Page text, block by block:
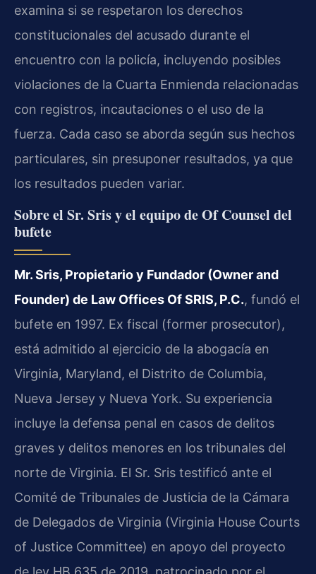
examina si se respetaron los derechos
constitucionales del acusado durante el
encuentro con la policía, incluyendo posibles
violaciones de la Cuarta Enmienda relacionadas
con registros, incautaciones o el uso de la
fuerza. Cada caso se aborda según sus hechos
particulares, sin presuponer resultados, ya que
los resultados pueden variar.
Sobre el Sr. Sris y el equipo de Of Counsel del
bufete
Mr. Sris, Propietario y Fundador (Owner and
Founder) de Law Offices Of SRIS, P.C., fundó el
bufete en 1997. Ex fiscal (former prosecutor),
está admitido al ejercicio de la abogacía en
Virginia, Maryland, el Distrito de Columbia,
Nueva Jersey y Nueva York. Su experiencia
incluye la defensa penal en casos de delitos
graves y delitos menores en los tribunales del
norte de Virginia. El Sr. Sris testificó ante el
Comité de Tribunales de Justicia de la Cámara
de Delegados de Virginia (Virginia House Courts
of Justice Committee) en apoyo del proyecto